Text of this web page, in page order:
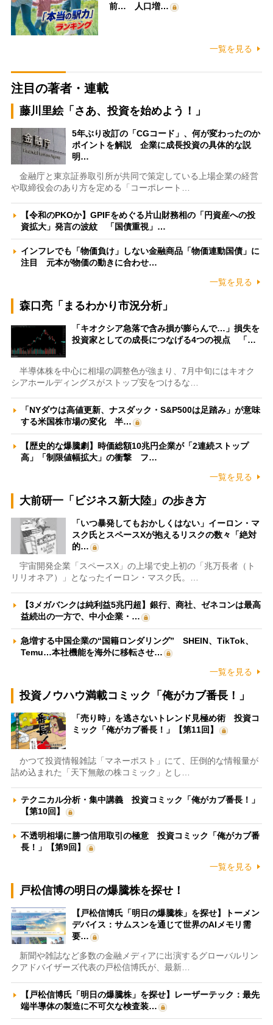
前… 人口増…
一覧を見る
注目の著者・連載
藤川里絵「さあ、投資を始めよう！」
5年ぶり改訂の「CGコード」、何が変わったのか
ポイントを解説 企業に成長投資の具体的な説
明…
金融庁と東京証券取引所が共同で策定している上場企業の経営
や取締役会のあり方を定める「コーポレート…
【令和のPKOか】GPIFをめぐる片山財務相の「円資産への投
資拡大」発言の波紋 「国債重視」…
インフレでも「物価負け」しない金融商品「物価連動国債」に
注目 元本が物価の動きに合わせ…
一覧を見る
森口亮「まるわかり市況分析」
「キオクシア急落で含み損が膨らんで…」損失を
投資家としての成長につなげる4つの視点 「…
半導体株を中心に相場の調整色が強まり、7月中旬にはキオク
シアホールディングスがストップ安をつけるな…
「NYダウは高値更新、ナスダック・S&P500は足踏み」が意味
する米国株市場の変化 半…
【歴史的な爆騰劇】時価総額10兆円企業が「2連続ストップ
高」「制限値幅拡大」の衝撃 フ…
一覧を見る
大前研一「ビジネス新大陸」の歩き方
「いつ暴発してもおかしくはない」イーロン・マ
スク氏とスペースXが抱えるリスクの数々「絶対
的…
宇宙開発企業「スペースX」の上場で史上初の「兆万長者（ト
リリオネア）」となったイーロン・マスク氏。…
【3メガバンクは純利益5兆円超】銀行、商社、ゼネコンは最高
益続出の一方で、中小企業・…
急増する中国企業の“国籍ロンダリング” SHEIN、TikTok、
Temu…本社機能を海外に移転させ…
一覧を見る
投資ノウハウ満載コミック「俺がカブ番長！」
「売り時」を逃さないトレンド見極め術 投資コ
ミック「俺がカブ番長！」【第11回】
かつて投資情報雑誌「マネーポスト」にて、圧倒的な情報量が
詰め込まれた「天下無敵の株コミック」とし…
テクニカル分析・集中講義 投資コミック「俺がカブ番長！」
【第10回】
不透明相場に勝つ信用取引の極意 投資コミック「俺がカブ番
長！」【第9回】
一覧を見る
戸松信博の明日の爆騰株を探せ！
【戸松信博氏「明日の爆騰株」を探せ】トーメン
デバイス：サムスンを通じて世界のAIメモリ需
要…
新聞や雑誌など多数の金融メディアに出演するグローバルリン
クアドバイザーズ代表の戸松信博氏が、最新…
【戸松信博氏「明日の爆騰株」を探せ】レーザーテック：最先
端半導体の製造に不可欠な検査装…